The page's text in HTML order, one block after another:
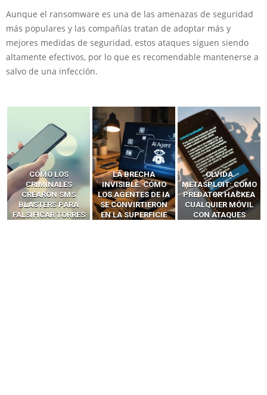
Aunque el ransomware es una de las amenazas de seguridad
más populares y las compañías tratan de adoptar más y
mejores medidas de seguridad, estos ataques siguen siendo
altamente efectivos, por lo que es recomendable mantenerse a
salvo de una infección.
LA BRECHA
INVISIBLE: CÓMO
LOS AGENTES DE IA
SE CONVIRTIERON
EN LA SUPERFICIE
OLVIDA
METASPLOIT: CÓMO
PREDATOR HACKEA
CUALQUIER MÓVIL
CON ATAQUES
CÓMO LOS HACKERS
INTERCEPTAN OTPS
Y LLAMADAS
MÓVILES SIN
‘HACKEAR’ — EL